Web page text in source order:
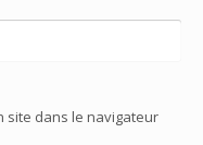
site dans le navigateur